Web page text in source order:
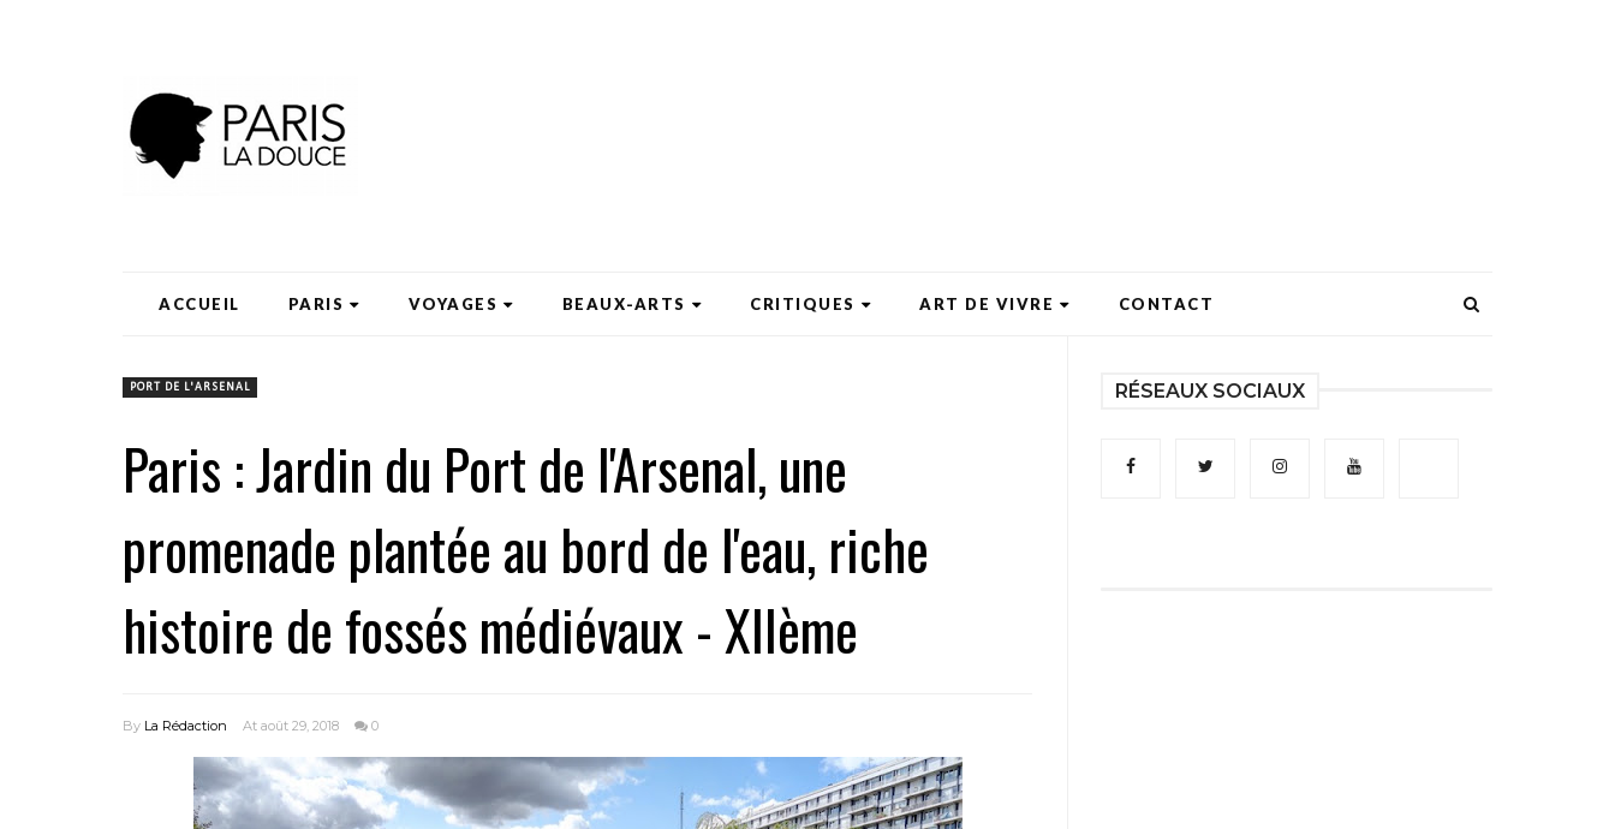
ACCUEIL PARIS VOYAGES BEAUX-ARTS CRITIQUES ART DE VIVRE CONTACT
PORT DE L'ARSENAL
Paris : Jardin du Port de l'Arsenal, une
promenade plantée au bord de l'eau, riche
histoire de fossés médiévaux - XIIème
By La Rédaction At août 29, 2018 0
RÉSEAUX SOCIAUX